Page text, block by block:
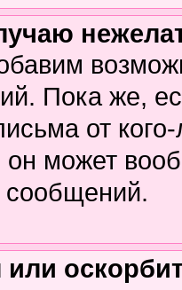
Пока же,
от
может
сообщений.